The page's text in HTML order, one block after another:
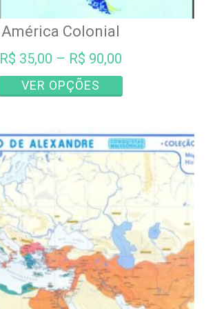
América Colonial
R$ 35,00 – R$ 90,00
VER OPÇÕES
produto
várias
variantes.
As
opções
podem
ser
escolhidas
na
página
do
produto